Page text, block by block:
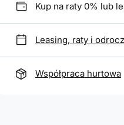
Kup na raty 0% lub
Leasing, raty i
Współpraca hurtowa